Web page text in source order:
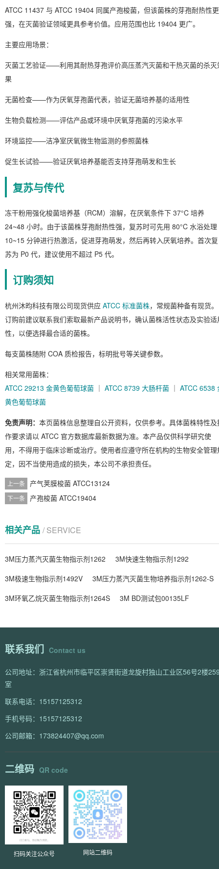
ATCC 11437 与 ATCC 19404 同属产孢梭菌，但该菌株的芽孢耐热性更
强，在灭菌验证领域更具参考价值。应用范围也比 19404 更广。
主要应用场景：
灭菌工艺验证——利用其耐热芽孢评价高压蒸汽灭菌和干热灭菌的杀灭
果
无菌检查——作为厌氧芽孢菌代表，验证无菌培养基的适用性
生物负载检测——评估产品或环境中厌氧芽孢菌的污染水平
环境监控——洁净室厌氧微生物监测的参照菌株
促生长试验——验证厌氧培养基能否支持芽孢萌发和生长
复苏与传代
冻干粉用强化梭菌培养基（RCM）溶解，在厌氧条件下 37°C 培养
24~48 小时。由于该菌株芽孢耐热性强，复苏时可先用 80°C 水浴处理
10~15 分钟进行热激活，促进芽孢萌发，然后再转入厌氧培养。首次复
苏为 P0 代，建议使用不超过 P5 代。
订购须知
杭州沐昀科技有限公司现货供应 ATCC 标准菌株，常规菌种备有现货。
订购前建议联系我们索取最新产品说明书，确认菌株活性状态及实验适
性，以便选择最合适的菌株。
每支菌株随附 COA 质检报告，标明批号等关键参数。
相关常用菌株：
ATCC 29213 金黄色葡萄球菌 ｜ ATCC 8739 大肠杆菌 ｜ ATCC 6538
黄色葡萄球菌
免责声明： 本页菌株信息整理自公开资料，仅供参考。具体菌株特性及
作要求请以 ATCC 官方数据库最新数据为准。本产品仅供科学研究使
用，不得用于临床诊断或治疗。使用者应遵守所在机构的生物安全管理
定，因不当使用造成的损失，本公司不承担责任。
上一条 产气荚膜梭菌 ATCC13124
下一条 产孢梭菌 ATCC19404
相关产品 / SERVICE
3M压力蒸汽灭菌生物指示剂1262
3M快速生物指示剂1292
3M极速生物指示剂1492V
3M压力蒸汽灭菌生物培养指示剂1262-S
3M环氧乙烷灭菌生物指示剂1264S
3M BD测试包00135LF
联系我们 Contact us
公司地址：浙江省杭州市临平区崇贤街道龙旋村独山工业区56号2楼
室
联系电话：15157125312
手机号码：15157125312
公司邮箱：173824407@qq.com
二维码 QR code
扫码关注公众号 网站二维码